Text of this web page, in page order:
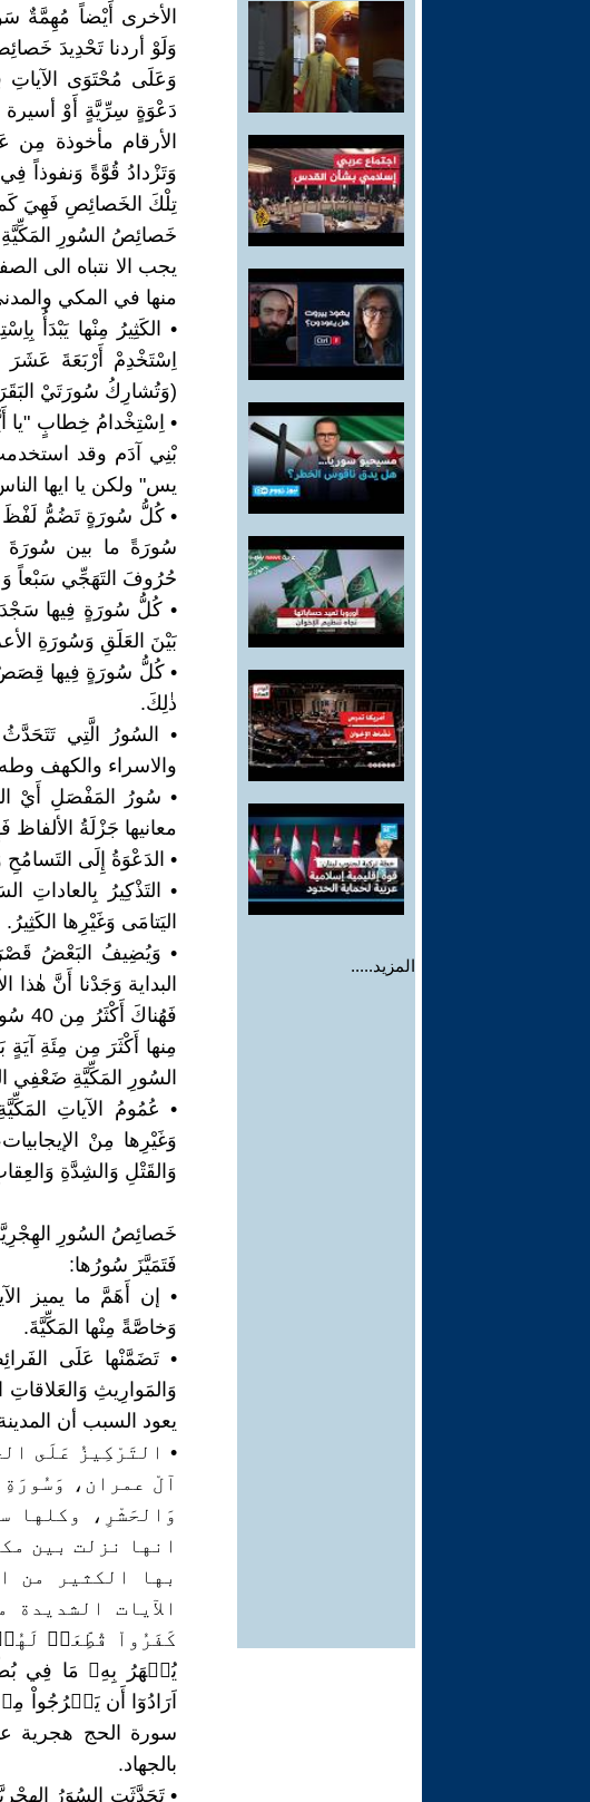
المزيد.....
الأخرى أَيْضاً مُهِمَّةٌ
وَلَوْ أردنا تَحْدِيدَ
وَعَلَى مُحْتَوَى الآياتِ
دَعْوَةٍ سِرِّيَّةٍ أَوْ أسيرة
الأرقام مأخوذة مِن
وَتَزْدادُ قُوَّةً وَنفوذاً
تِلْكَ الخَصائِصِ فَهِيَ
خَصائِصُ السُورِ المَكِّيَّةِ
يجب الا نتباه الى
منها في المكي
• الكَثِيرُ مِنْها
اِسْتَخْدِمْ أَرْبَعَةَ
(وَتُشارِكُ سُورَتَيْ
• اِسْتِخْدامُ خِطابٍ "يا
بْنِي آدَم وقد
يس" ولكن يا ايها
• كُلُّ سُورَةٍ تَضُمُّ لَفْظَ
سُورَةً ما بين سُورَةَ
حُرُوفَ التَهَجِّي سَبْعاً
• كُلُّ سُورَةٍ فِيها
بَيْنَ العَلَقِ وَسُورَةِ
• كُلُّ سُورَةٍ فِيها قِصَصٌ
ذٰلِكَ.
• السُورُ الَّتِي
والاسراء والكهف
• سُورُ المَفْصَلِ أَيْ
معانيها جَزْلَةُ
• الدَعْوَةُ إِلَى
• التَذْكِيرُ بِالعاداتِ
اليَتامَى وَغَيْرِها الكَثِيرُ.
• وَيُضِيفُ البَعْضُ قَصْرَ
البداية وَجَدْنا أَنَّ
مِنها أَكْثَرَ مِن مِئَةِ
السُورِ المَكِّيَّةِ ضَعْفِي
• عُمُومُ الآياتِ
وَغَيْرِها مِنْ
وَالقَتْلِ وَالشِدَّةِ
خَصائِصُ السُورِ
فَتَمَيَّزَ سُورُها:
• إن أَهَمَّ ما يميز
وَخاصَّةً مِنْها المَكِّيَّةَ.
• تَضَمَّنْها عَلَى
وَالمَوارِيثِ وَالعَلاقاتِ
يعود السبب أن
• التَرْكِيزُ عَلَى
آلْ عمران، وَسُورَةِ
وَالحَشْرِ، وكلها
انها نزلت بين
بها الكثير من
الآيات
بالجهاد.
• تَحَدَّثَت السُوَرُ